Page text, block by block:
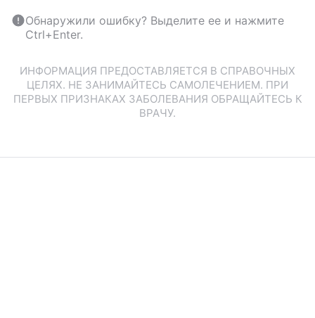
Обнаружили ошибку? Выделите ее и нажмите
Ctrl+Enter.
ИНФОРМАЦИЯ ПРЕДОСТАВЛЯЕТСЯ В СПРАВОЧНЫХ
ЦЕЛЯХ. НЕ ЗАНИМАЙТЕСЬ САМОЛЕЧЕНИЕМ. ПРИ
ПЕРВЫХ ПРИЗНАКАХ ЗАБОЛЕВАНИЯ ОБРАЩАЙТЕСЬ К
ВРАЧУ.